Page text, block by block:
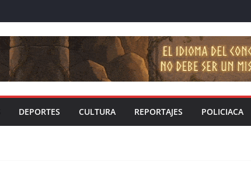
DEPORTES CULTURA REPORTAJES POLICIACA